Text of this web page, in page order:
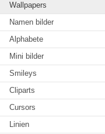
Wallpapers
Namen bilder
Alphabete
Mini bilder
Smileys
Cliparts
Cursors
Linien